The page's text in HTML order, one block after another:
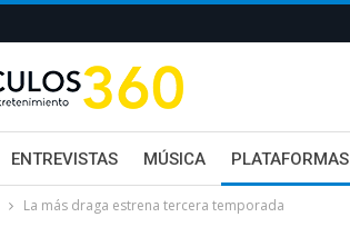
ENTREVISTAS MÚSICA PLATAFORMAS
La más draga estrena tercera temporada